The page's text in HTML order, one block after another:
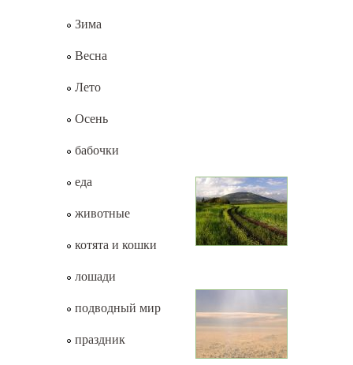
Зима
Весна
Лето
Осень
бабочки
еда
животные
котята и кошки
лошади
подводный мир
праздник